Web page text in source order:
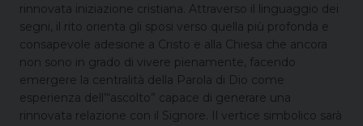
rinnovata iniziazione cristiana. Attraverso il linguaggio dei
segni, il rito orienta gli sposi verso quella più profonda e
consapevole adesione a Cristo e alla Chiesa che ancora
non sono in grado di vivere pienamente, facendo
emergere la centralità della Parola di Dio come
esperienza dell’“ascolto” capace di generare una
rinnovata relazione con il Signore. Il vertice simbolico sarà